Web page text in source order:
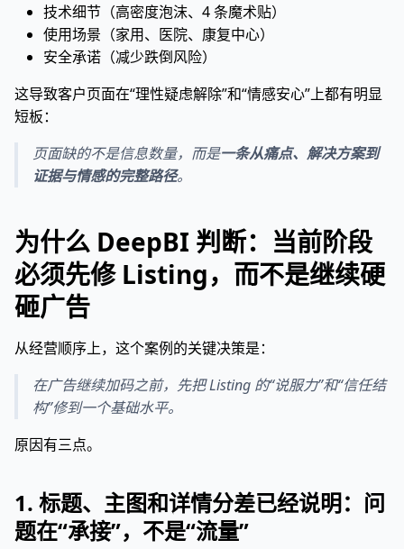
技术细节（高密度泡沫、4 条魔术贴）
使用场景（家用、医院、康复中心）
安全承诺（减少跌倒风险）
这导致客户页面在“理性疑虑解除”和“情感安心”上都有明显
短板：
页面缺的不是信息数量，而是一条从痛点、解决方案到
证据与情感的完整路径。
为什么 DeepBI 判断：当前阶段
必须先修 Listing，而不是继续硬
砸广告
从经营顺序上，这个案例的关键决策是：
在广告继续加码之前，先把 Listing 的“说服力”和“信任结
构”修到一个基础水平。
原因有三点。
1. 标题、主图和详情分差已经说明：问
题在“承接”，不是“流量”